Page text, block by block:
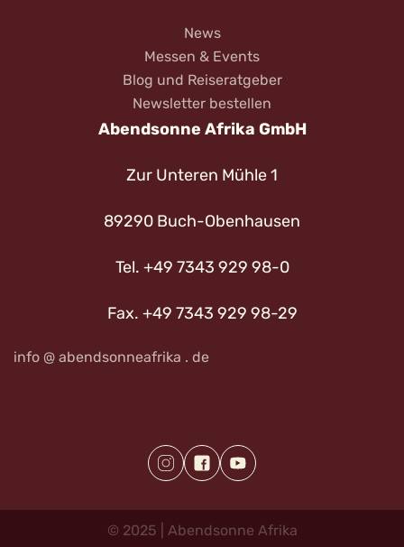
News
Messen & Events
Blog und Reiseratgeber
Newsletter bestellen
Abendsonne Afrika GmbH
Zur Unteren Mühle 1
89290 Buch-Obenhausen
Tel. +49 7343 929 98-0
Fax. +49 7343 929 98-29
info @ abendsonneafrika . de
© 2025 Abendsonne Afrika